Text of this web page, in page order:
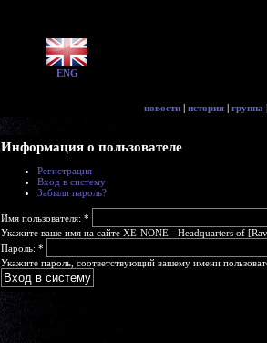
ENG
новости | история | группа |
Информация о пользователе
Регистрация
Вход в систему
Забыли пароль?
Имя пользователя: *
Укажите ваше имя на сайте XE-NONE - Headquarters of
Пароль: *
Укажите пароль, соответствующий вашему имени